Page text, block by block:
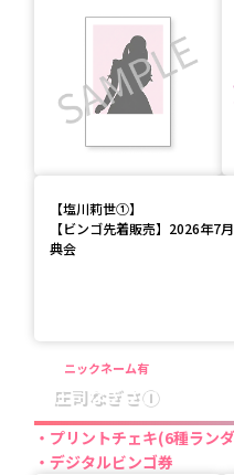
【塩川莉世①】
【ビンゴ先着販売】2026年7
典会
ニックネーム有
庄司なぎさ①
プリントチェキ(6種ラン
デジタルビンゴ券